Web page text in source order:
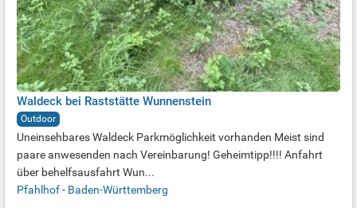
Waldeck bei Raststätte Wunnenstein
Outdoor
Uneinsehbares Waldeck Parkmöglichkeit vorhanden Meist sind
paare anwesenden nach Vereinbarung! Geheimtipp!!!! Anfahrt
über behelfsausfahrt Wun...
Pfahlhof- Baden-Württemberg